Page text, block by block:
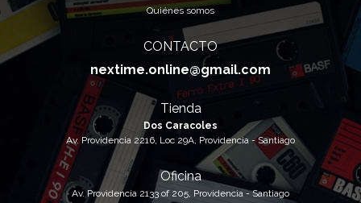
Quiénes somos
CONTACTO
nextime.online@gmail.com
Tienda
Dos Caracoles
Av. Providencia 2216, Loc 29A, Providencia - Santiago
Oficina
Av. Providencia 2133 of 205, Providencia - Santiago